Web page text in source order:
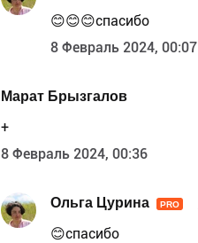
😊😊😊спасибо
8 Февраль 2024, 00:07
Марат Брызгалов
+
8 Февраль 2024, 00:36
Ольга Цурина PRO
😊спасибо